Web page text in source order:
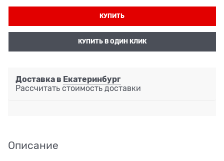
КУПИТЬ
КУПИТЬ В ОДИН КЛИК
Доставка в Екатеринбург
Рассчитать стоимость доставки
Описание